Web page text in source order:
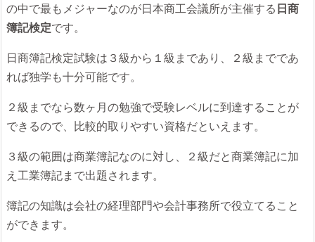
の中で最もメジャーなのが日本商工会議所が主催する 日商
簿記検定です。
日商簿記検定試験は３級から１級まであり、２級までであ
れば独学も十分可能です。
２級までなら数ヶ月の勉強で受験レベルに到達することが
できるので、比較的取りやすい資格だといえます。
３級の範囲は商業簿記なのに対し、２級だと商業簿記に加
え工業簿記まで出題されます。
簿記の知識は会社の経理部門や会計事務所で役立てること
ができます。